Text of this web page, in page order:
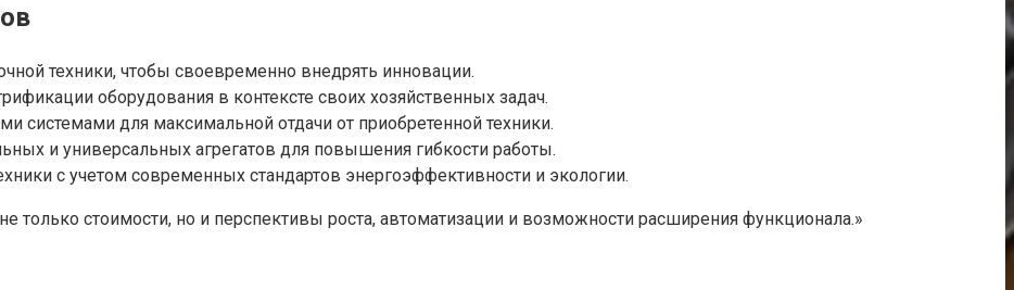
техники, чтобы своевременно внедрять инновации.
оборудования в контексте своих хозяйственных задач.
системами для максимальной отдачи от приобретенной техники.
и универсальных агрегатов для повышения гибкости работы.
с учетом современных стандартов энергоэффективности и экологии.
только стоимости, но и перспективы роста, автоматизации и возможности расширения функционала.»